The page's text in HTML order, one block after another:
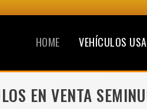
HOME VEHÍCULOS
EN VENTA